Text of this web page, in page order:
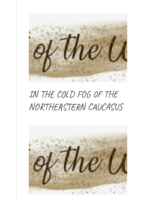
IN THE COLD FOG OF THE
NORTHEASTERN CAUCASUS